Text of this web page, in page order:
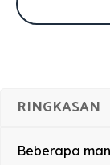
RINGKASAN
Beberapa